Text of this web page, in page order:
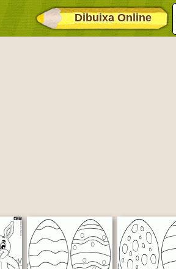
Dibuixa Online